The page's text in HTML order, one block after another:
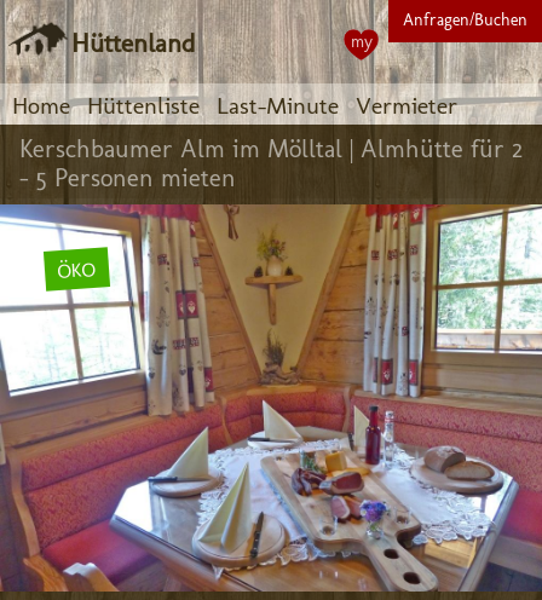
Hüttenland
Home Hüttenliste Last-Minute Vermieter
Anfragen/Buchen
my
Kerschbaumer Alm im Mölltal | Almhütte für 2
- 5 Personen mieten
ÖKO